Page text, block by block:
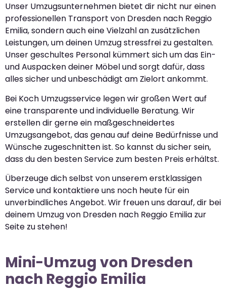
Unser Umzugsunternehmen bietet dir nicht nur einen
professionellen Transport von Dresden nach Reggio
Emilia, sondern auch eine Vielzahl an zusätzlichen
Leistungen, um deinen Umzug stressfrei zu gestalten.
Unser geschultes Personal kümmert sich um das Ein-
und Auspacken deiner Möbel und sorgt dafür, dass
alles sicher und unbeschädigt am Zielort ankommt.
Bei Koch Umzugsservice legen wir großen Wert auf
eine transparente und individuelle Beratung. Wir
erstellen dir gerne ein maßgeschneidertes
Umzugsangebot, das genau auf deine Bedürfnisse und
Wünsche zugeschnitten ist. So kannst du sicher sein,
dass du den besten Service zum besten Preis erhältst.
Überzeuge dich selbst von unserem erstklassigen
Service und kontaktiere uns noch heute für ein
unverbindliches Angebot. Wir freuen uns darauf, dir bei
deinem Umzug von Dresden nach Reggio Emilia zur
Seite zu stehen!
Mini-Umzug von Dresden
nach Reggio Emilia